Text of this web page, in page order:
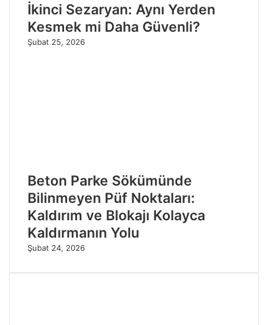
İkinci Sezaryan: Aynı Yerden
Kesmek mi Daha Güvenli?
Şubat 25, 2026
Beton Parke Sökümünde
Bilinmeyen Püf Noktaları:
Kaldırım ve Blokajı Kolayca
Kaldırmanın Yolu
Şubat 24, 2026